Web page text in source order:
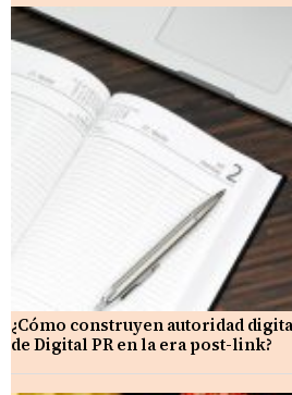
¿Cómo construyen autoridad
de Digital PR en la era post-link?